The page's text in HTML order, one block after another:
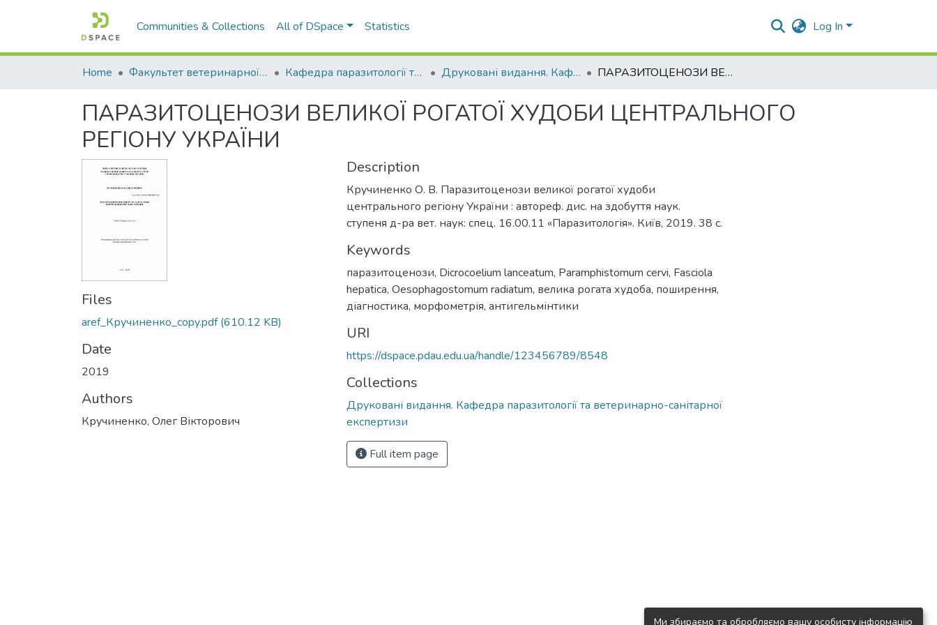
Communities & Collections All of DSpace Statistics Log In
Home Факультет ветеринарної медицини Кафедра паразитології та ветеринарно-санітарної експертизи Друковані видання. Кафедра паразитології та ветеринарно-санітарної експертизи ПАРАЗИТОЦЕНОЗИ ВЕЛИКОЇ РОГАТОЇ ХУДОБИ ЦЕНТРАЛЬНОГО РЕГІОНУ УКРАЇНИ
ПАРАЗИТОЦЕНОЗИ ВЕЛИКОЇ РОГАТОЇ ХУДОБИ ЦЕНТРАЛЬНОГО
РЕГІОНУ УКРАЇНИ
Files
aref_Кручиненко_copy.pdf(610.12 KB)
Date
2019
Authors
Кручиненко, Олег Вікторович
Description
Кручиненко О. В. Паразитоценози великої рогатої худоби
центрального регіону України : автореф. дис. на здобуття наук.
ступеня д-ра вет. наук: спец. 16.00.11 «Паразитологія». Київ, 2019. 38 с.
Keywords
паразитоценози, Dicrocoelium lanceatum, Paramphistomum cervi, Fasciola
hepatica, Oesophagostomum radiatum, велика рогата худоба, поширення,
діагностика, морфометрія, антигельмінтики
URI
https://dspace.pdau.edu.ua/handle/123456789/8548
Collections
Друковані видання. Кафедра паразитології та ветеринарно-санітарної
експертизи
Full item page
Ми збираємо та обробляємо вашу особисту інформацію